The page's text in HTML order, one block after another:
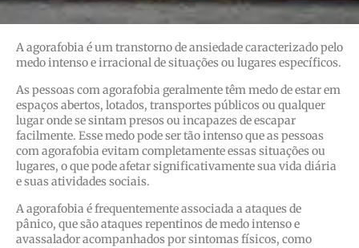
A agorafobia é um transtorno de ansiedade caracterizado pelo
medo intenso e irracional de situações ou lugares específicos.
As pessoas com agorafobia geralmente têm medo de estar em
espaços abertos, lotados, transportes públicos ou qualquer
lugar onde se sintam presos ou incapazes de escapar
facilmente. Esse medo pode ser tão intenso que as pessoas
com agorafobia evitam completamente essas situações ou
lugares, o que pode afetar significativamente sua vida diária
e suas atividades sociais.
A agorafobia é frequentemente associada a ataques de
pânico, que são ataques repentinos de medo intenso e
avassalador acompanhados por sintomas físicos, como